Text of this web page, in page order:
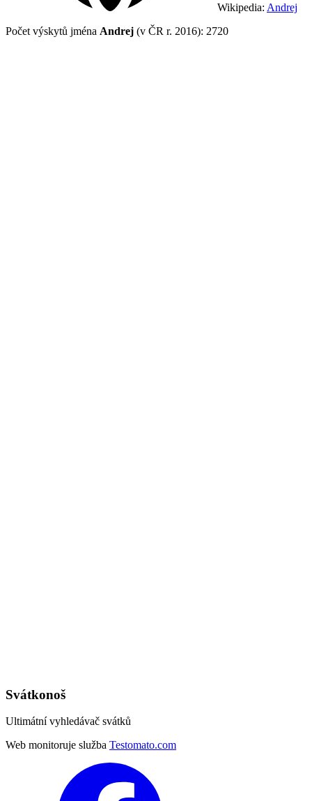
Wikipedia: Andrej
Počet výskytů jména Andrej (v ČR r. 2016): 2720
Svátkonoš
Ultimátní vyhledávač svátků
Web monitoruje služba Testomato.com